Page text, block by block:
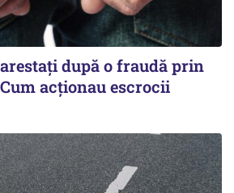
după o fraudă prin
Cum acționau escrocii